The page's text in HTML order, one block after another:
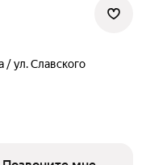
/ ул. Славского